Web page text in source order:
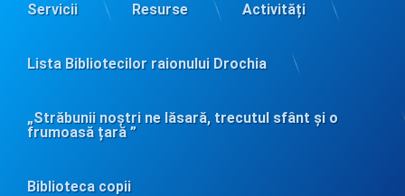
Servicii Resurse Activități
Lista Bibliotecilor raionului Drochia
„Străbunii noștri ne lăsară, trecutul sfânt și o
frumoasă țară ”
Biblioteca copii